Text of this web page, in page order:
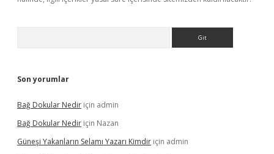
Son yorumlar
Bağ Dokular Nedir için admin
Bağ Dokular Nedir için Nazan
Güneşi Yakanların Selamı Yazarı Kimdir için admin